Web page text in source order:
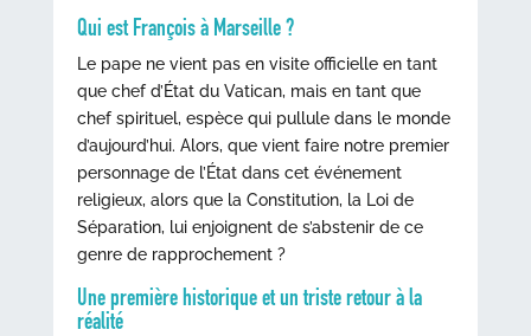
Qui est François à Marseille ?
Le pape ne vient pas en visite officielle en tant
que chef d’État du Vatican, mais en tant que
chef spirituel, espèce qui pullule dans le monde
d’aujourd’hui. Alors, que vient faire notre premier
personnage de l’État dans cet événement
religieux, alors que la Constitution, la Loi de
Séparation, lui enjoignent de s’abstenir de ce
genre de rapprochement ?
Une première historique et un triste retour à la
réalité